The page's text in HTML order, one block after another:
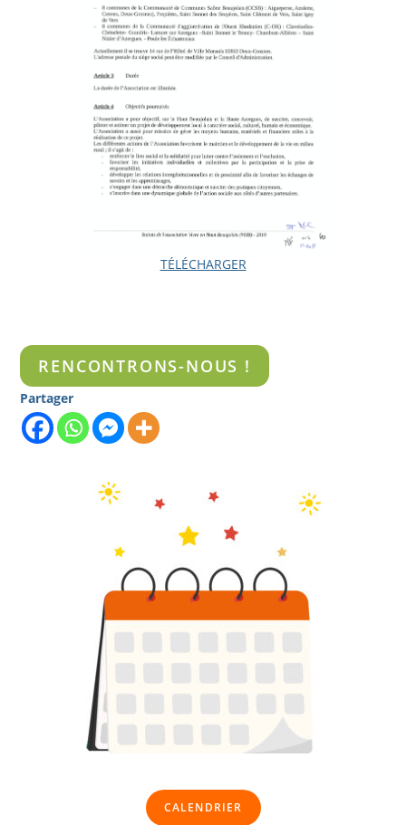
TÉLÉCHARGER
RENCONTRONS-NOUS !
Partager
CALENDRIER